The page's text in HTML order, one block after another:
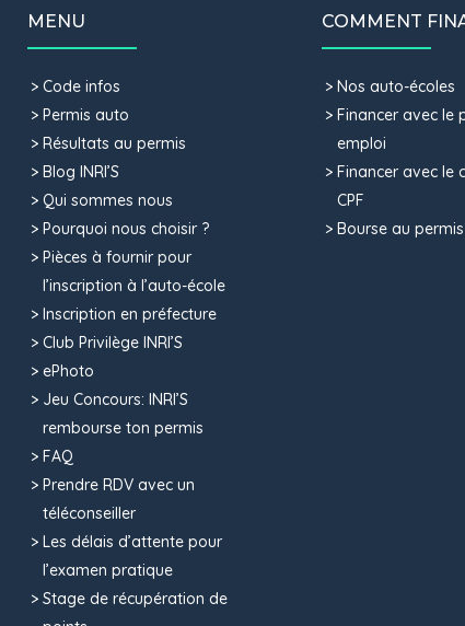
MENU
Code infos
Permis auto
Résultats au permis
Blog INRI’S
Qui sommes nous
Pourquoi nous choisir ?
Pièces à fournir pour
l’inscription à l’auto-école
Inscription en préfecture
Club Privilège INRI’S
ePhoto
Jeu Concours: INRI’S
rembourse ton permis
FAQ
Prendre RDV avec un
téléconseiller
Les délais d’attente pour
l’examen pratique
Stage de récupération de
COMMENT
Nos auto-écoles
Financer avec le
emploi
Financer avec le
CPF
Bourse au permis